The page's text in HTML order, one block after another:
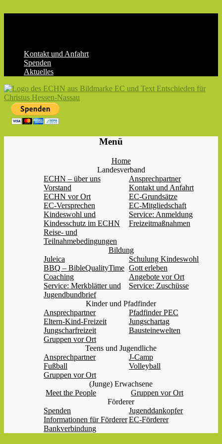
Kontakt und Anfahrt
Spenden
Aktuelles
ECHN
EC-
Menü
Home
Landesverband
ECHN – über uns
Ansprechpartner
Vorstand
Kontakt und Anfahrt
ECHN vor Ort
EC-Grundsätze
EC-Versprechen
EC-Mitgliedschaft
Kindeswohl und
Kindesschutz im ECHN
Service: Anmeldung
Freizeitmaßnahmen
Reise- und
Teilnahmebedingungen
Bildung
Juleica
Schulung Kindeswohl
BBQ – BibleQualityTime Gott erleben
Coaching
Angebote vor Ort
Service: Merkblätter und
Jugendbundbrief
Service: Zuschüsse
Kinder und Pfadfinder
Ansprechpartner
Pfadfinder PEC
Eltern-Kind-Freizeit
Jungschartag
Jungscharfreizeit
Bausteinewelten
Gruppen vor Ort
Teens und Jugendliche
Ansprechpartner
J-Camp
Fußball
Volleyball
Gruppen vor Ort
(Junge) Erwachsene
Meet the People
Gruppen vor Ort
Förderer
Spenden
Jugenddankopfer
Informationen für FördererEC-Förderer
Bankverbindung